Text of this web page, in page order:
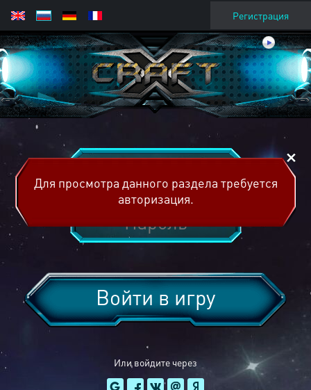
Регистрация
Или войдите через
Войти в игру
Для просмотра данного раздела требуется
авторизация.